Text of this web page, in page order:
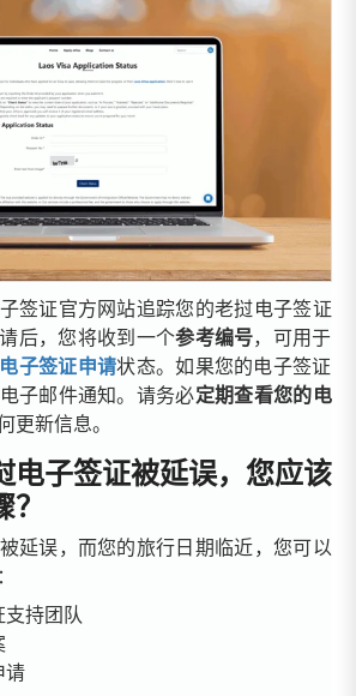
签证官方网站追踪您的老挝电子签证
后，您将收到一个参考编号，可用于
子签证申请状态。如果您的电子签证
子邮件通知。请务必定期查看您的电
更新信息。
电子签证被延误，您应该
延误，而您的旅行日期临近，您可以
支持团队
请